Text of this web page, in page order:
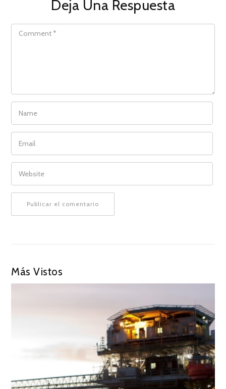
Deja Una Respuesta
COMMENT
NAME
EMAIL
WEBSITE
Más Vistos